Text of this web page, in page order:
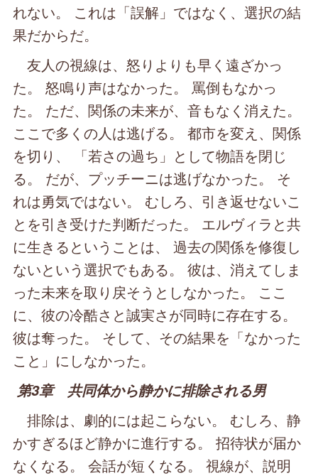
れない。 これは「誤解」ではなく、選択の結
果だからだ。
友人の視線は、怒りよりも早く遠ざかっ
た。 怒鳴り声はなかった。 罵倒もなかっ
た。 ただ、関係の未来が、音もなく消えた。
ここで多くの人は逃げる。 都市を変え、関係
を切り、 「若さの過ち」として物語を閉じ
る。 だが、プッチーニは逃げなかった。 そ
れは勇気ではない。 むしろ、引き返せないこ
とを引き受けた判断だった。 エルヴィラと共
に生きるということは、 過去の関係を修復し
ないという選択でもある。 彼は、消えてしま
った未来を取り戻そうとしなかった。 ここ
に、彼の冷酷さと誠実さが同時に存在する。
彼は奪った。 そして、その結果を「なかった
こと」にしなかった。
第3章 共同体から静かに排除される男
排除は、劇的には起こらない。 むしろ、静
かすぎるほど静かに進行する。 招待状が届か
なくなる。 会話が短くなる。 視線が、説明